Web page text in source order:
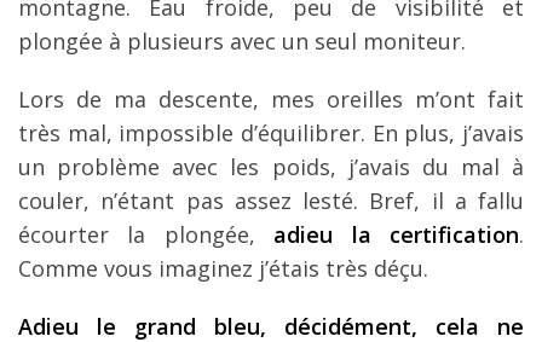
montagne. Eau froide, peu de visibilité et
plongée à plusieurs avec un seul moniteur.
Lors de ma descente, mes oreilles m’ont fait
très mal, impossible d’équilibrer. En plus, j’avais
un problème avec les poids, j’avais du mal à
couler, n’étant pas assez lesté. Bref, il a fallu
écourter la plongée, adieu la certification.
Comme vous imaginez j’étais très déçu.
Adieu le grand bleu, décidément, cela ne